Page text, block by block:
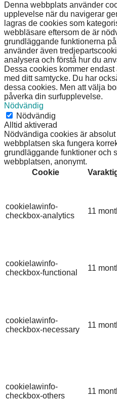
Denna webbplats använder
upplevelse när du navigerar
lagras de cookies som
webbläsare eftersom de är
grundläggande funktionerna
använder även
analysera och förstå hur du
Dessa cookies kommer
med ditt samtycke. Du har
dessa cookies. Men att välja
påverka din surfupplevelse.
Nödvändig
Nödvändig
Alltid aktiverad
Nödvändiga cookies är
webbplatsen ska fungera
grundläggande funktioner och
webbplatsen, anonymt.
Cookie
cookielawinfo-
checkbox-analytics
11
cookielawinfo-
checkbox-functional
11
cookielawinfo-
checkbox-necessary
11
cookielawinfo-
checkbox-others
11